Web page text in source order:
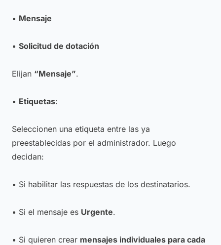
• Mensaje
• Solicitud de dotación
Elijan “Mensaje”.
• Etiquetas:
Seleccionen una etiqueta entre las ya
preestablecidas por el administrador. Luego
decidan:
• Si habilitar las respuestas de los destinatarios.
• Si el mensaje es Urgente.
• Si quieren crear mensajes individuales para cada